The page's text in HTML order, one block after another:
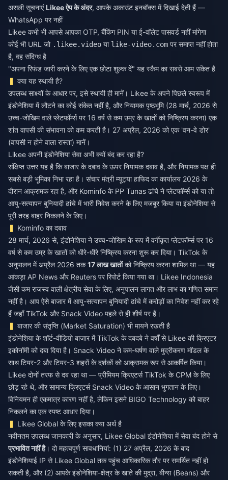
असली सूचनाएंLikee ऐप के अंदर, आपके अकाउंट इनबॉक्स में दिखाई देती हैं —
WhatsApp पर नहीं
Likee कभी भी आपसे आपका OTP, बैंकिंग PIN या ई-वॉलेट पासवर्ड नहीं मांगेगा
कोई भी URL जो .likee.video या like-video.com पर समाप्त नहीं होता
है, वह संदिग्ध है
"अपना रिफंड जारी करने के लिए एक छोटा शुल्क दें" यह स्कैम का सबसे आम संकेत है
क्या यह स्थायी है?
उपलब्ध साक्ष्यों के आधार पर, इसे स्थायी ही मानें। Likee के अपने पिछले स्वरूप में
इंडोनेशिया में लौटने का कोई संकेत नहीं है, और नियामक पृष्ठभूमि (28 मार्च, 2026 से
उच्च-जोखिम वाले प्लेटफॉर्म्स पर 16 वर्ष से कम उम्र के खातों को निष्क्रिय करना) एक
शांत वापसी की संभावना को कम करती है। 27 अप्रैल, 2026 को एक 'वन-वे डोर'
(वापसी न होने वाला रास्ता) मानें।
Likee अपनी इंडोनेशिया सेवा अभी क्यों बंद कर रहा है?
संक्षिप्त उत्तर यह है कि बाजार के दबाव के ऊपर नियामक दबाव है, और नियामक पक्ष ही
सबसे बड़ी भूमिका निभा रहा है। संचार मंत्री म्यूट्या हाफिद का कार्यालय 2026 के
दौरान आक्रामक रहा है, और Kominfo के PP Tunas ढांचे ने प्लेटफॉर्म्स को या तो
आयु-सत्यापन बुनियादी ढांचे में भारी निवेश करने के लिए मजबूर किया या इंडोनेशिया से
पूरी तरह बाहर निकलने के लिए।
Kominfo का दबाव
28 मार्च, 2026 से, इंडोनेशिया ने उच्च-जोखिम के रूप में वर्गीकृत प्लेटफॉर्म्स पर 16
वर्ष से कम उम्र के खातों को धीरे-धीरे निष्क्रिय करना शुरू कर दिया। TikTok के
अनुपालन में अप्रैल 2026 तक17 लाख खातोंको निष्क्रिय करना शामिल था — यह
आंकड़ा AP News और Reuters पर रिपोर्ट किया गया था। Likee Indonesia
जैसी कम राजस्व वाली क्षेत्रीय सेवा के लिए, अनुपालन लागत और लाभ का गणित समान
नहीं है। आप ऐसे बाजार में आयु-सत्यापन बुनियादी ढांचे में करोड़ों का निवेश नहीं कर रहे
हैं जहाँ TikTok और Snack Video पहले से ही शीर्ष पर हैं।
बाजार की संतृप्ति (Market Saturation) भी मायने रखती है
इंडोनेशिया के शॉर्ट-वीडियो बाजार में TikTok के दबदबे ने वर्षों से Likee की क्रिएटर
इकोनॉमी को दबा दिया है। Snack Video ने कम-घर्षण वाले मुद्रीकरण मॉडल के
साथ टियर-2 और टियर-3 शहरों के दर्शकों को आक्रामक रूप से आकर्षित किया।
Likee दोनों तरफ से दब रहा था — प्रीमियम क्रिएटर्स TikTok के CPM के लिए
छोड़ रहे थे, और सामान्य क्रिएटर्स Snack Video के आसान भुगतान के लिए।
विनियमन ही एकमात्र कारण नहीं है, लेकिन इसने BIGO Technology को बाहर
निकलने का एक स्पष्ट आधार दिया।
Likee Global के लिए इसका क्या अर्थ है
नवीनतम उपलब्ध जानकारी के अनुसार, Likee Global इंडोनेशिया में सेवा बंद होने से
प्रभावित नहीं है। दो महत्वपूर्ण सावधानियां: (1) 27 अप्रैल, 2026 के बाद
इंडोनेशियाई IP से Likee Global तक पहुंच आधिकारिक तौर पर समर्थित नहीं हो
सकती है, और (2) आपके इंडोनेशिया-क्षेत्र के खाते की मुद्रा, बीन्स (Beans) और